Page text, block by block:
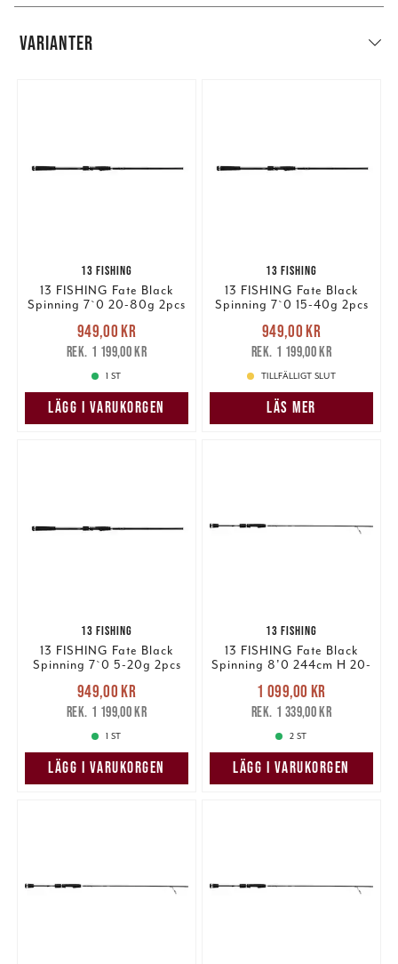
VARIANTER
13 FISHING
13 FISHING Fate Black
Spinning 7`0 20-80g 2pcs
Nuvarande pris
949,00 krTidigare pris
1 199,00 kr
949,00 kr
1 199,00 kr
1 ST
LÄGG I VARUKORGEN
13 FISHING
13 FISHING Fate Black
Spinning 7`0 15-40g 2pcs
Nuvarande pris
949,00 krTidigare pris
1 199,00 kr
949,00 kr
1 199,00 kr
TILLFÄLLIGT SLUT
LÄS MER
13 FISHING
13 FISHING Fate Black
Spinning 7`0 5-20g 2pcs
Nuvarande pris
949,00 krTidigare pris
1 199,00 kr
949,00 kr
1 199,00 kr
1 ST
LÄGG I VARUKORGEN
13 FISHING
13 FISHING Fate Black
Spinning 8'0 244cm H 20-
Nuvarande pris
1 099,00 krTidigare pris
1 339,00 kr
1 099,00 kr
1 339,00 kr
2 ST
LÄGG I VARUKORGEN